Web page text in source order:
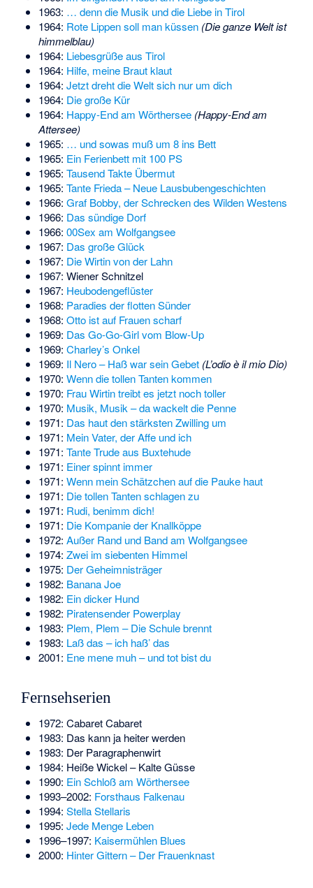
1963: … denn die Musik und die Liebe in Tirol
1964: Rote Lippen soll man küssen (Die ganze Welt ist
himmelblau)
1964: Liebesgrüße aus Tirol
1964: Hilfe, meine Braut klaut
1964: Jetzt dreht die Welt sich nur um dich
1964: Die große Kür
1964: Happy-End am Wörthersee (Happy-End am
Attersee)
1965: … und sowas muß um 8 ins Bett
1965: Ein Ferienbett mit 100 PS
1965: Tausend Takte Übermut
1965: Tante Frieda – Neue Lausbubengeschichten
1966: Graf Bobby, der Schrecken des Wilden Westens
1966: Das sündige Dorf
1966: 00Sex am Wolfgangsee
1967: Das große Glück
1967: Die Wirtin von der Lahn
1967: Wiener Schnitzel
1967: Heubodengeflüster
1968: Paradies der flotten Sünder
1968: Otto ist auf Frauen scharf
1969: Das Go-Go-Girl vom Blow-Up
1969: Charley’s Onkel
1969: Il Nero – Haß war sein Gebet (L’odio è il mio Dio)
1970: Wenn die tollen Tanten kommen
1970: Frau Wirtin treibt es jetzt noch toller
1970: Musik, Musik – da wackelt die Penne
1971: Das haut den stärksten Zwilling um
1971: Mein Vater, der Affe und ich
1971: Tante Trude aus Buxtehude
1971: Einer spinnt immer
1971: Wenn mein Schätzchen auf die Pauke haut
1971: Die tollen Tanten schlagen zu
1971: Rudi, benimm dich!
1971: Die Kompanie der Knallköppe
1972: Außer Rand und Band am Wolfgangsee
1974: Zwei im siebenten Himmel
1975: Der Geheimnisträger
1982: Banana Joe
1982: Ein dicker Hund
1982: Piratensender Powerplay
1983: Plem, Plem – Die Schule brennt
1983: Laß das – ich haß’ das
2001: Ene mene muh – und tot bist du
Fernsehserien
1972: Cabaret Cabaret
1983: Das kann ja heiter werden
1983: Der Paragraphenwirt
1984: Heiße Wickel – Kalte Güsse
1990: Ein Schloß am Wörthersee
1993–2002: Forsthaus Falkenau
1994: Stella Stellaris
1995: Jede Menge Leben
1996–1997: Kaisermühlen Blues
2000: Hinter Gittern – Der Frauenknast